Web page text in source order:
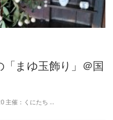
まゆ玉飾り」＠国
主催：くにたち …